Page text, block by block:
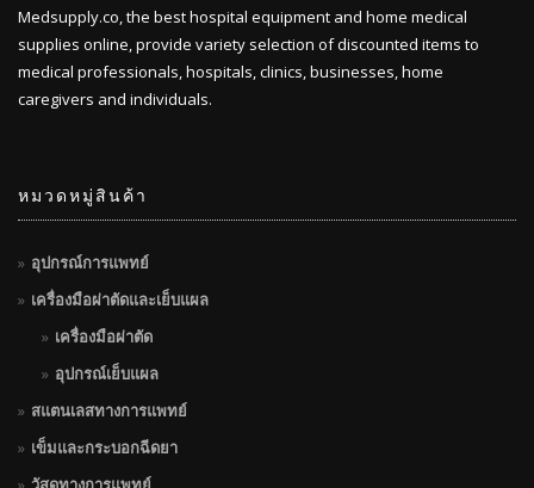
Medsupply.co, the best hospital equipment and home medical
supplies online, provide variety selection of discounted items to
medical professionals, hospitals, clinics, businesses, home
caregivers and individuals.
หมวดหมู่สินค้า
อุปกรณ์การแพทย์
เครื่องมือผ่าตัดและเย็บแผล
เครื่องมือผ่าตัด
อุปกรณ์เย็บแผล
สแตนเลสทางการแพทย์
เข็มและกระบอกฉีดยา